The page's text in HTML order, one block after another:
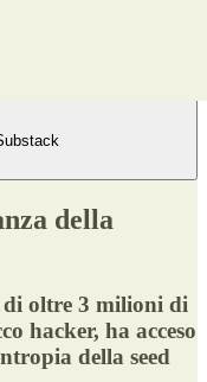
della
di oltre 3 milioni di
hacker, ha acceso
della seed